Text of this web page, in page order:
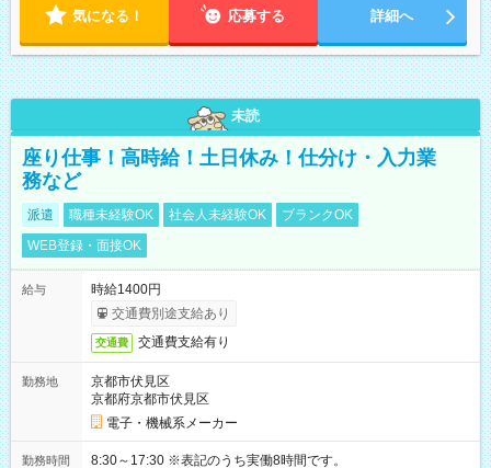
気になる！ 応募する 詳細へ
未読
座り仕事！高時給！土日休み！仕分け・入力業
務など
派遣 職種未経験OK 社会人未経験OK
ブランクOK
WEB登録・面接OK
給与
時給1400円
交通費別途支給あり
交通費 交通費支給有り
勤務地
京都市伏見区
京都府京都市伏見区
電子・機械系メーカー
勤務時間 8:30～17:30 ※表記のうち実働8時間です。